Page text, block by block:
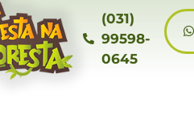
(031)
99598-
0645